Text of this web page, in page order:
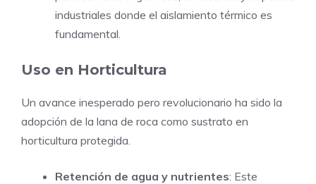
industriales donde el aislamiento térmico es
fundamental.
Uso en Horticultura
Un avance inesperado pero revolucionario ha sido la
adopción de la lana de roca como sustrato en
horticultura protegida.
Retención de agua y nutrientes: Este